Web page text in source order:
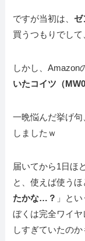
ですが当初は、 ゼ
買うつもりでして
しかし、Amazon
いたコイツ（
一晩悩んだ挙げ
しましたｗ
届いてから1日ほ
と、使えば使うほ
たかな…？ 」と
ぼくは完全ワイ
しすぎていたの